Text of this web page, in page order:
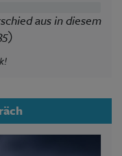
aus in diesem